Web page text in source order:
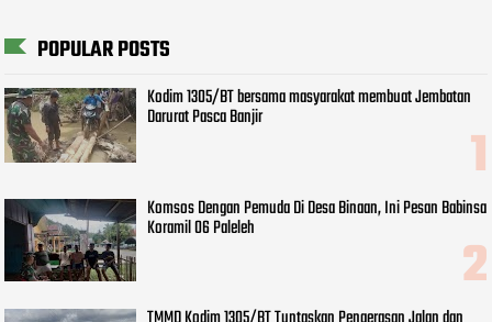
POPULAR POSTS
Kodim 1305/BT bersama masyarakat membuat Jembatan
Darurat Pasca Banjir
Komsos Dengan Pemuda Di Desa Binaan, Ini Pesan Babinsa
Koramil 06 Paleleh